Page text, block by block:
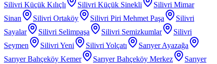
Silivri Küçük Kılıçlı
Silivri Küçük Sinekli
Silivri Mimar
Sinan
Silivri Ortaköy Silivri Piri Mehmet Paşa
Silivri
Sayalar
Silivri Selimpaşa Silivri Semizkumlar
Silivri
Seymen
Silivri Yeni Silivri Yolçatı
Sarıyer Ayazağa
Sarıyer Bahçeköy Kemer
Sarıyer Bahçeköy Merkez
Sarıyer